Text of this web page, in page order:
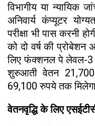
विभागीय या न्यायिक
अनिवार्य कंप्यूटर
परीक्षा भी पास करनी
को दो वर्ष की प्रोबेशन
लिए फंक्शनल पे लेवल-3
शुरुआती वेतन
69,100 रुपये तक
वेतनवृद्धि के लिए